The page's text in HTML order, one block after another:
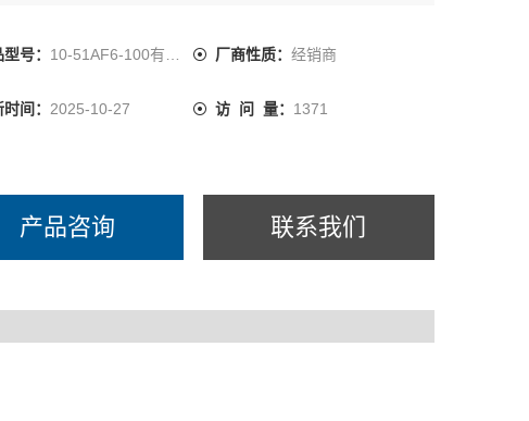
流；
在危险区域输送流体；
号： 10-51AF6-100有现货 厂商性质： 经销商
间： 2025-10-27 访 问 量： 1371
产品咨询 联系我们